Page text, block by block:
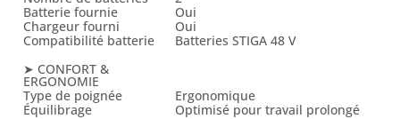
Batterie fournie
Oui
Chargeur fourni
Oui
Compatibilité batterie
Batteries STIGA 48 V
➤ CONFORT &
ERGONOMIE
Type de poignée
Ergonomique
Équilibrage
Optimisé pour travail prolongé